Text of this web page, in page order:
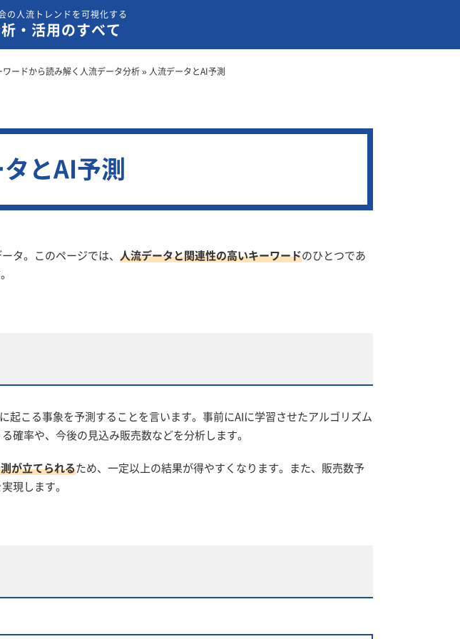
の人流トレンドを可視化する
・活用のすべて
ワードから読み解く人流データ分析» 人流データとAI予測
とAI予測
タ。このページでは、 人流データと関連性の高いキーワードのひとつであ
起こる事象を予測することを言います。事前にAIに学習させたアルゴリズム
確率や、今後の見込み販売数などを分析します。
が立てられるため、一定以上の結果が得やすくなります。また、販売数予
現します。